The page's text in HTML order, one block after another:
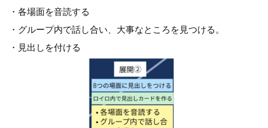
・各場面を音読する
・グループ内で話し合い、大事なところを見つける。
・見出しを付ける